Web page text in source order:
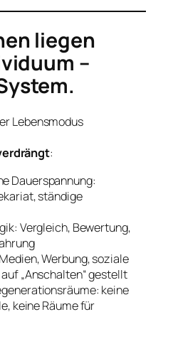
liegen
–
Lebensmodus
:
Dauerspannung:
ständige
Vergleich, Bewertung,
Werbung, soziale
„Anschalten“ gestellt
keine
keine Räume für